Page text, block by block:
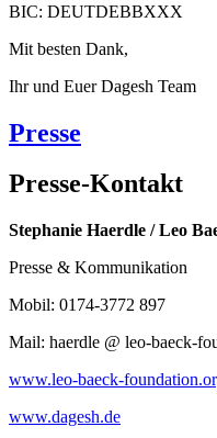
BIC: DEUTDEBBXXX
Mit besten Dank,
Ihr und Euer Dagesh Team
Presse
Presse-Kontakt
Stephanie Haerdle / Leo
Presse & Kommunikation
Mobil: 0174-3772 897
Mail: haerdle @ leo-baeck-
www.leo-baeck-
www.dagesh.de